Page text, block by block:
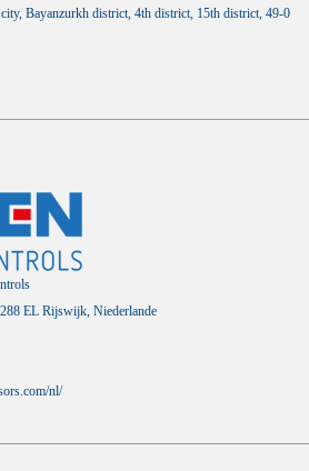
Bayanzurkh district, 4th district, 15th district, 49-0
EL Rijswijk, Niederlande
nl/